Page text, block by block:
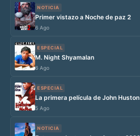
NOTICIA
Primer vistazo a Noche de paz 2
6 Ago
ESPECIAL
M. Night Shyamalan
6 Ago
ESPECIAL
La primera película de John Huston
5 Ago
NOTICIA